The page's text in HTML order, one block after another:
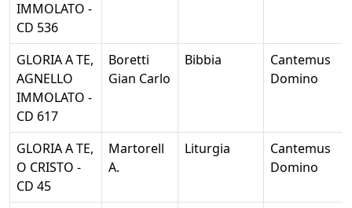
IMMOLATO -
CD 536
GLORIA A TE,
AGNELLO
IMMOLATO -
CD 617
Boretti
Gian Carlo
Bibbia
Cantemus
Domino
GLORIA A TE,
O CRISTO -
CD 45
Martorell
A.
Liturgia
Cantemus
Domino